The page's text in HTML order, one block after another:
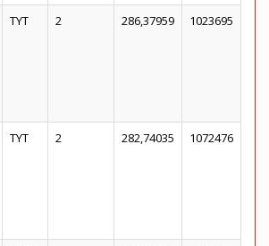
TYT 2 286,37959 1023695
TYT 2 282,74035 1072476